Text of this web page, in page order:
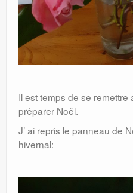
Il est temps de se remettre
préparer Noël.
J’ ai repris le panneau de
hivernal: